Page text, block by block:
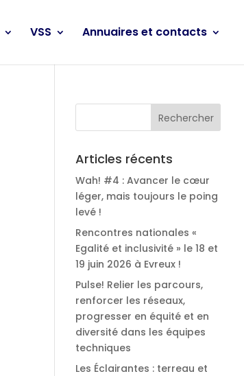
VSS Annuaires et contacts
Articles récents
Wah! #4 : Avancer le cœur
léger, mais toujours le poing
levé !
Rencontres nationales «
Egalité et inclusivité » le 18 et
19 juin 2026 à Evreux !
Pulse! Relier les parcours,
renforcer les réseaux,
progresser en équité et en
diversité dans les équipes
techniques
Les Éclairantes : terreau et